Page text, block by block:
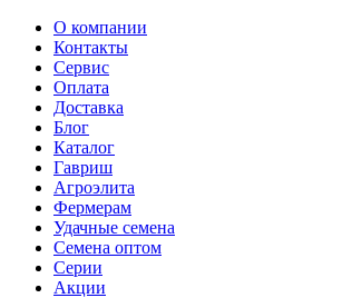
О компании
Контакты
Сервис
Оплата
Доставка
Блог
Каталог
Гавриш
Агроэлита
Фермерам
Удачные семена
Семена оптом
Серии
Акции